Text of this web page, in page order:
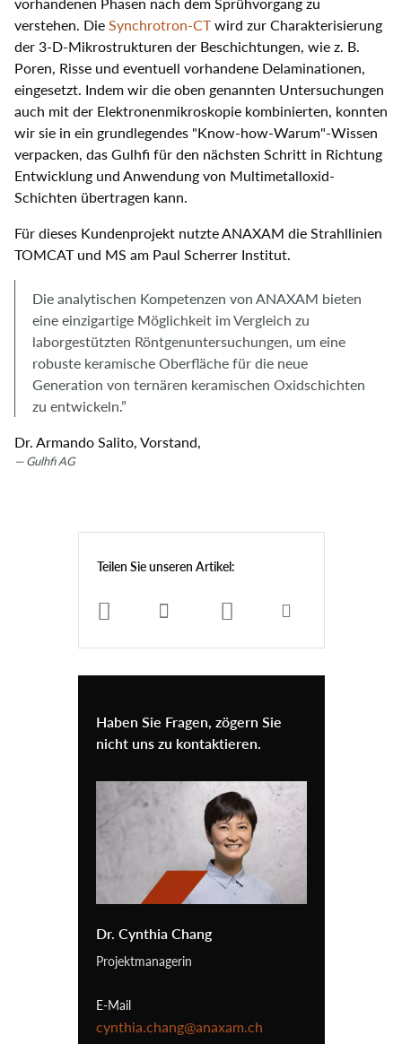
verstehen. DieSynchrotron-CTwird zur Charakterisierung
der 3-D-Mikrostrukturen der Beschichtungen, wie z. B.
Poren, Risse und eventuell vorhandene Delaminationen,
eingesetzt. Indem wir die oben genannten Untersuchungen
auch mit der Elektronenmikroskopie kombinierten, konnten
wir sie in ein grundlegendes "Know-how-Warum"-Wissen
verpacken, das Gulhfi für den nächsten Schritt in Richtung
Entwicklung und Anwendung von Multimetalloxid-
Schichten übertragen kann.
Für dieses Kundenprojekt nutzte ANAXAM die Strahllinien
TOMCAT und MS am Paul Scherrer Institut.
Die analytischen Kompetenzen von ANAXAM bieten
eine einzigartige Möglichkeit im Vergleich zu
laborgestützten Röntgenuntersuchungen, um eine
robuste keramische Oberfläche für die neue
Generation von ternären keramischen Oxidschichten
zu entwickeln.”
Dr. Armando Salito, Vorstand,
Gulhfi AG
Teilen Sie unseren Artikel:
Haben Sie Fragen, zögern Sie
nicht uns zu kontaktieren.
Dr. Cynthia Chang
Projektmanagerin
E-Mail
cynthia.chang@anaxam.ch